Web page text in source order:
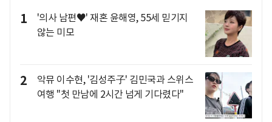
1
'의사 남편♥' 재혼 윤해영, 55세 믿기지
않는 미모
2
악뮤 이수현, '김성주子' 김민국과 스위스
여행 "첫 만남에 2시간 넘게 기다렸다"